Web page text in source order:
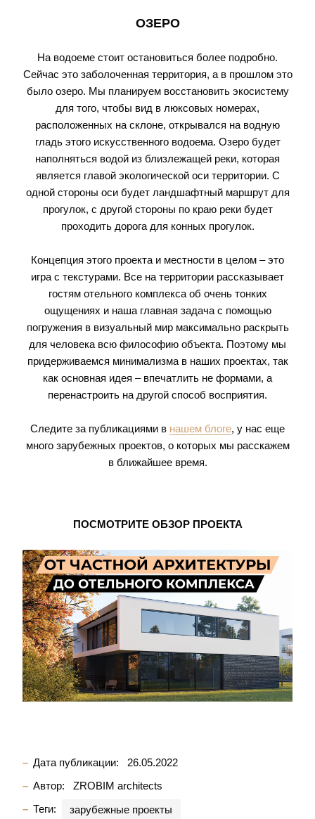
ОЗЕРО
На водоеме стоит остановиться более подробно.
Сейчас это заболоченная территория, а в прошлом это
было озеро. Мы планируем восстановить экосистему
для того, чтобы вид в люксовых номерах,
расположенных на склоне, открывался на водную
гладь этого искусственного водоема. Озеро будет
наполняться водой из близлежащей реки, которая
является главой экологической оси территории. С
одной стороны оси будет ландшафтный маршрут для
прогулок, с другой стороны по краю реки будет
проходить дорога для конных прогулок.
Концепция этого проекта и местности в целом – это
игра с текстурами. Все на территории рассказывает
гостям отельного комплекса об очень тонких
ощущениях и наша главная задача с помощью
погружения в визуальный мир максимально раскрыть
для человека всю философию объекта. Поэтому мы
придерживаемся минимализма в наших проектах, так
как основная идея – впечатлить не формами, а
перенастроить на другой способ восприятия.
Следите за публикациями в нашем блоге, у нас еще
много зарубежных проектов, о которых мы расскажем
в ближайшее время.
ПОСМОТРИТЕ ОБЗОР ПРОЕКТА
Дата публикации:
26.05.2022
Автор:
ZROBIM architects
Теги:
зарубежные проекты